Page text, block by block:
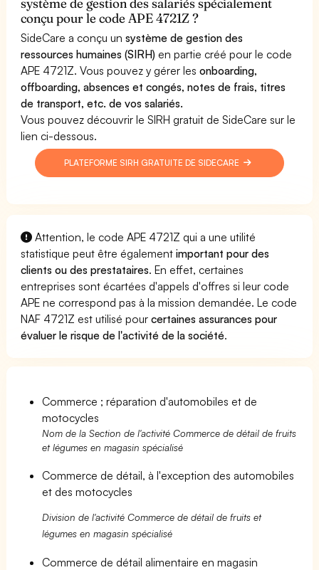
conçu pour le code APE 4721Z ?
SideCare a conçu unsystème de gestion des
ressources humaines (SIRH) en partie créé pour le code
APE 4721Z. Vous pouvez y gérer lesonboarding,
offboarding, absences et congés, notes de frais, titres
de transport, etc. de vos salariés.
Vous pouvez découvrir le SIRH gratuit de SideCare sur le
lien ci-dessous.
PLATEFORME SIRH GRATUITE DE SIDECARE
Attention, le code APE 4721Z qui a une utilité
statistique peut être égalementimportant pour des
clients ou des prestataires. En effet, certaines
entreprises sont écartées d'appels d'offres si leur code
APE ne correspond pas à la mission demandée. Le code
NAF 4721Z est utilisé pourcertaines assurances pour
évaluer le risque de l'activité de la société.
Commerce ; réparation d'automobiles et de
motocycles
Nom de la Section de l'activité Commerce de détail de fruits
et légumes en magasin spécialisé
Commerce de détail, à l'exception des automobiles
et des motocycles
Division de l'activité Commerce de détail de fruits et
légumes en magasin spécialisé
Commerce de détail alimentaire en magasin